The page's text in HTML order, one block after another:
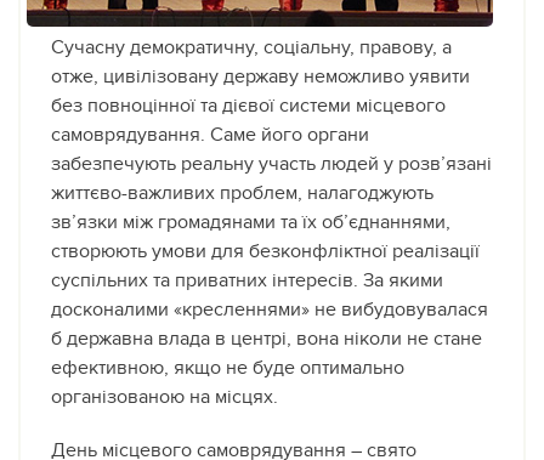
Сучасну демократичну, соціальну, правову, а
отже, цивілізовану державу неможливо уявити
без повноцінної та дієвої системи місцевого
самоврядування. Саме його органи
забезпечують реальну участь людей у розв’язані
життєво-важливих проблем, налагоджують
зв’язки між громадянами та їх об’єднаннями,
створюють умови для безконфліктної реалізації
суспільних та приватних інтересів. За якими
досконалими «кресленнями» не вибудовувалася
б державна влада в центрі, вона ніколи не стане
ефективною, якщо не буде оптимально
організованою на місцях.
День місцевого самоврядування – свято